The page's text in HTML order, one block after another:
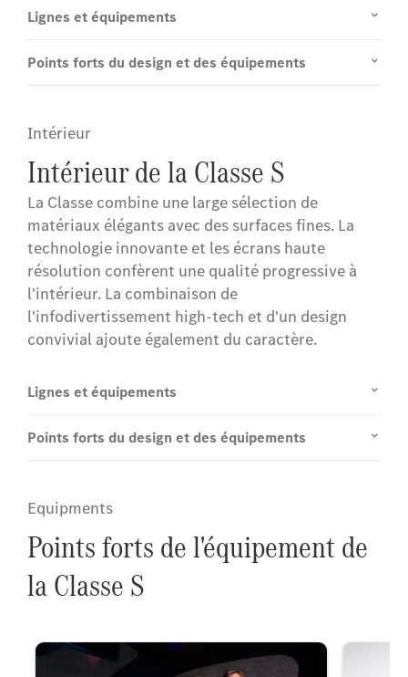
Lignes et équipements
Points forts du design et des équipements
Intérieur
Intérieur de la Classe S
La Classe combine une large sélection de
matériaux élégants avec des surfaces fines. La
technologie innovante et les écrans haute
résolution confèrent une qualité progressive à
l'intérieur. La combinaison de
l'infodivertissement high-tech et d'un design
convivial ajoute également du caractère.
Lignes et équipements
Points forts du design et des équipements
Equipments
Points forts de l'équipement de
la Classe S